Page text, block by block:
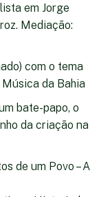
em Jorge
Mediação:
com o tema
da Bahia
bate-papo, o
da criação na
de um Povo – A